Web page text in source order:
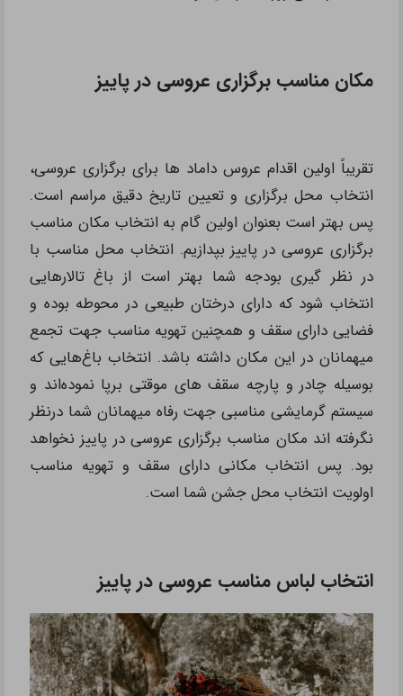
مکان مناسب برگزاری عروسی در پاییز
تقریباً اولین اقدام عروس داماد ها برای برگزاری عروسی،
انتخاب محل برگزاری و تعیین تاریخ دقیق مراسم است.
پس بهتر است بعنوان اولین گام به انتخاب مکان مناسب
برگزاری عروسی در پاییز بپدازیم. انتخاب محل مناسب با
در نظر گیری بودجه شما بهتر است از باغ تالارهایی
انتخاب شود که دارای درختان طبیعی در محوطه بوده و
فضایی دارای سقف و همچنین تهویه مناسب جهت تجمع
میهمانان در این مکان داشته باشد. انتخاب باغ‌هایی که
بوسیله چادر و پارچه سقف های موقتی برپا نموده‌اند و
سیستم گرمایشی مناسبی جهت رفاه میهمانان شما درنظر
نگرفته اند مکان مناسب برگزاری عروسی در پاییز نخواهد
بود. پس انتخاب مکانی دارای سقف و تهویه مناسب
اولویت انتخاب محل جشن شما است.
انتخاب لباس مناسب عروسی در پاییز